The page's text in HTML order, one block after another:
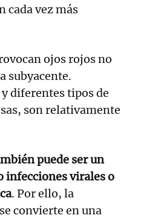
cada vez más
ojos rojos no
subyacente.
diferentes tipos de
son relativamente
puede ser un
infecciones virales o
. Por ello, la
convierte en una